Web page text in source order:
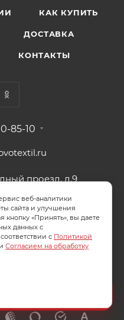
КАК КУПИТЬ
ДОСТАВКА
КОНТАКТЫ
85-10
проезд, д.9
ПЕРСОНАЛЬНЫХ ДАННЫХ
ДАННЫХ
ОГРН:1073703000029
веб-аналитики
сайта и улучшения
кнопку «Принять», вы даете
данных с
с Политикой
и Согласием на обработку